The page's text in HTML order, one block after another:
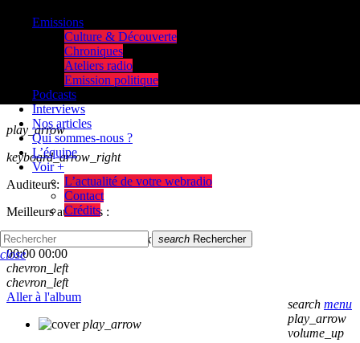
play_arrow
keyboard_arrow_right
Auditeurs:
Meilleurs auditeurs :
skip_previous
skip_next
00:00 00:00
chevron_left
chevron_left
Aller à l'album
play_arrow
Emissions
Culture & Découverte
Chroniques
Ateliers radio
Emission politique
Podcasts
Interviews
Nos articles
Qui sommes-nous ?
L’équipe
Voir +
L’actualité de votre webradio
Contact
Crédits
search menu
play_arrow
volume_up
search Rechercher
close